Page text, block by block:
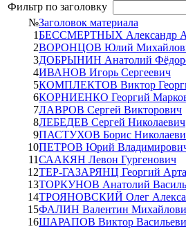
Фильтр по заголовку
№Заголовок материала
1БЕССМЕРТНЫХ Александр
2ВОРОНЦОВ Юлий
3ДОБРЫНИН Анатолий
4ИВАНОВ Игорь Сергеевич
5КОМПЛЕКТОВ Виктор
6КОРНИЕНКО Георгий
7ЛАВРОВ Сергей Викторович
8ЛЕБЕДЕВ Сергей Николаевич
9ПАСТУХОВ Борис
10ПЕТРОВ Юрий Владимирович
11СААКЯН Левон Гургенович
12ТЕР-ГАЗАРЯНЦ Георгий
13ТОРКУНОВ Анатолий
14ТРОЯНОВСКИЙ Олег
15ФАЛИН Валентин
16ШАРАПОВ Виктор